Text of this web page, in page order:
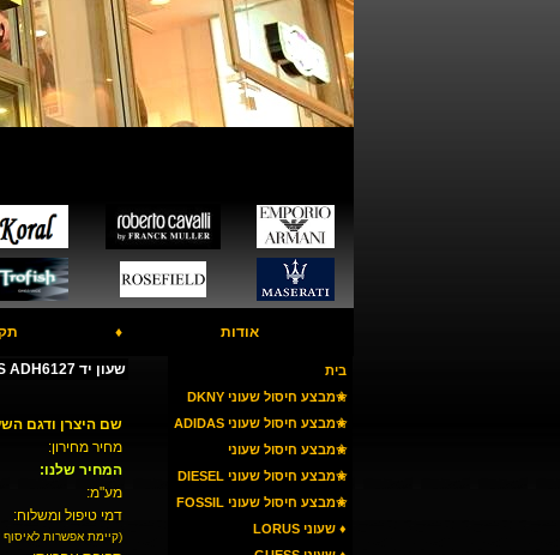
אודות ♦
בית
✬מבצע חיסול שעוני DKNY
✬מבצע חיסול שעוני ADIDAS
✬מבצע חיסול שעוני
ARMANI
✬מבצע חיסול שעוני DIESEL
✬מבצע חיסול שעוני FOSSIL
♦ שעוני LORUS
שעון יד ADIDAS ADH6127
שם היצרן ודגם
מחיר מחירון:
המחיר שלנו:
מע"מ:
דמי טיפול ומשלוח:
(קיימת אפשרות